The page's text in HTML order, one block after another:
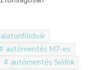
autómentés M7-es
autómentés Siófok